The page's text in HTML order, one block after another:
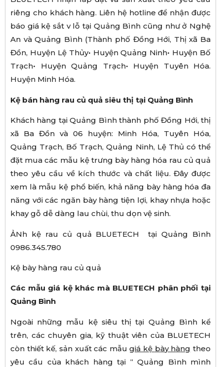
riêng cho khách hàng. Liên hệ hotline để nhận được
báo giá kệ sắt v lỗ tại Quảng Bình cũng như ở Nghệ
An và Quảng Bình (Thành phố Đồng Hới, Thị xã Ba
Đồn, Huyện Lệ Thủy• Huyện Quảng Ninh• Huyện Bố
Trạch• Huyện Quảng Trạch• Huyện Tuyên Hóa.
Huyện Minh Hóa.
Kệ bán hàng rau củ quả siêu thị tại Quảng Bình
Khách hàng tại Quảng Bình thành phố Đồng Hới, thị
xã Ba Đồn và 06 huyện: Minh Hóa, Tuyên Hóa,
Quảng Trạch, Bố Trạch, Quảng Ninh, Lệ Thủ có thể
đặt mua các mẫu kệ trưng bày hàng hóa rau củ quả
theo yêu cầu về kích thước và chất liệu. Đây được
xem là mẫu kệ phổ biến, khả năng bày hàng hóa đa
năng với các ngăn bày hàng tiện lợi, khay nhựa hoặc
khay gỗ dễ dàng lau chùi, thu dọn vệ sinh.
ẢNh kệ rau củ quả BLUETECH tại Quảng Bình
0986.345.780
Kệ bày hàng rau củ quả
Các mẫu giá kệ khác mà BLUETECH phân phối tại
Quảng Bình
Ngoài những mẫu kệ siêu thị tại Quảng Bình kể
trên, các chuyên gia, kỹ thuật viên của BLUETECH
còn thiết kế, sản xuất các mẫugiá kệ bày hàng theo
yêu cầu của khách hàng tại “ Quảng Bình mình